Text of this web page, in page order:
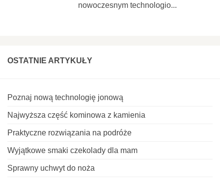
nowoczesnym technologio...
OSTATNIE ARTYKUŁY
Poznaj nową technologię jonową
Najwyższa część kominowa z kamienia
Praktyczne rozwiązania na podróże
Wyjątkowe smaki czekolady dla mam
Sprawny uchwyt do noża